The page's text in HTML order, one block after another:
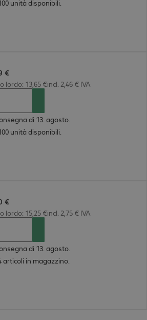
unità disponibili.
€
lordo: 13,65 €incl. 2,46 € IVA
di 13. agosto.
unità disponibili.
€
lordo: 15,25 €incl. 2,75 € IVA
di 13. agosto.
articoli in magazzino.